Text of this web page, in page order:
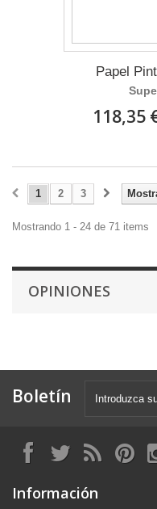
Papel
118,35
1 2 3
Mostrando 1 - 24 de 71 items
OPINIONES
Boletín
Información